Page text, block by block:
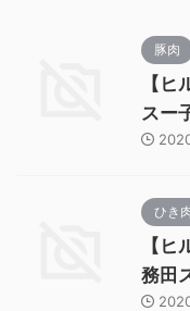
豚肉
【
スー
ひき
【
務田